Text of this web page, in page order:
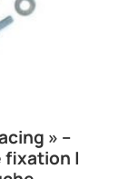
» –
fixation |